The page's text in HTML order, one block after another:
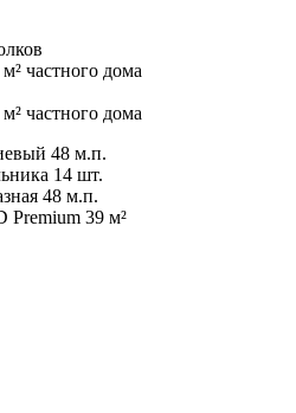
частного дома
частного дома
48 м.п.
14 шт.
48 м.п.
Premium 39 м²